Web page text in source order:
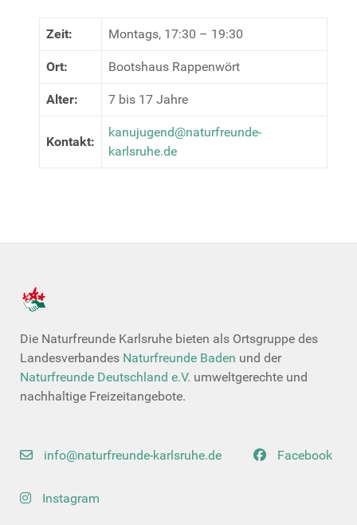
Zeit: Montags, 17:30 – 19:30
Ort: Bootshaus Rappenwört
Alter: 7 bis 17 Jahre
Kontakt:
kanujugend@naturfreunde-
karlsruhe.de
Die Naturfreunde Karlsruhe bieten als Ortsgruppe des
Landesverbandes Naturfreunde Baden und der
Naturfreunde Deutschland e.V. umweltgerechte und
nachhaltige Freizeitangebote.
info@naturfreunde-karlsruhe.de Facebook
Instagram